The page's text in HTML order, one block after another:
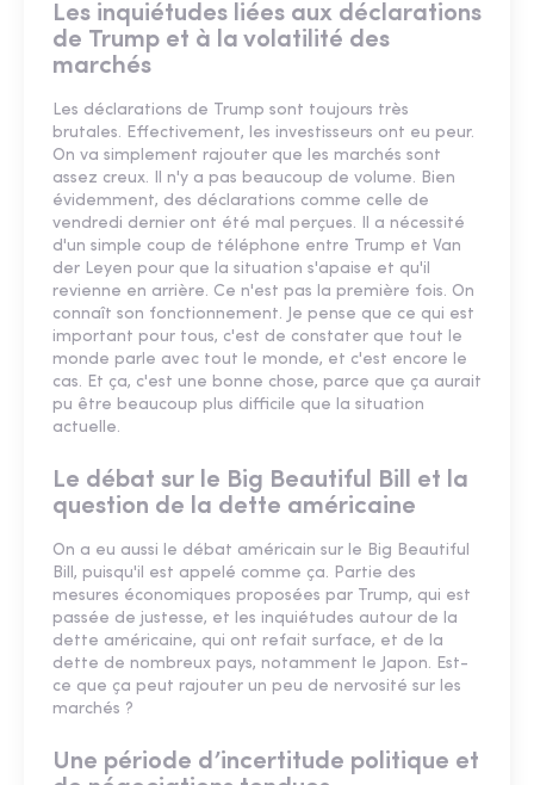
Les inquiétudes liées aux déclarations
de Trump et à la volatilité des
marchés
Les déclarations de Trump sont toujours très
brutales. Effectivement, les investisseurs ont eu peur.
On va simplement rajouter que les marchés sont
assez creux. Il n'y a pas beaucoup de volume. Bien
évidemment, des déclarations comme celle de
vendredi dernier ont été mal perçues. Il a nécessité
d'un simple coup de téléphone entre Trump et Van
der Leyen pour que la situation s'apaise et qu'il
revienne en arrière. Ce n'est pas la première fois. On
connaît son fonctionnement. Je pense que ce qui est
important pour tous, c'est de constater que tout le
monde parle avec tout le monde, et c'est encore le
cas. Et ça, c'est une bonne chose, parce que ça aurait
pu être beaucoup plus difficile que la situation
actuelle.
Le débat sur le Big Beautiful Bill et la
question de la dette américaine
On a eu aussi le débat américain sur le Big Beautiful
Bill, puisqu'il est appelé comme ça. Partie des
mesures économiques proposées par Trump, qui est
passée de justesse, et les inquiétudes autour de la
dette américaine, qui ont refait surface, et de la
dette de nombreux pays, notamment le Japon. Est-
ce que ça peut rajouter un peu de nervosité sur les
marchés ?
Une période d’incertitude politique et